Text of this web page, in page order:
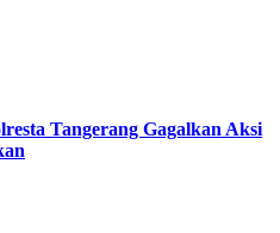
Tangerang Gagalkan Aksi